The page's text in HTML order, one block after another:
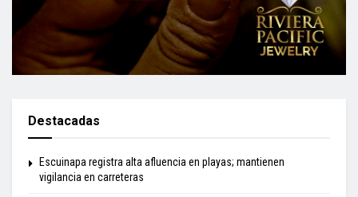
Destacadas
Escuinapa registra alta afluencia en playas; mantienen
vigilancia en carreteras